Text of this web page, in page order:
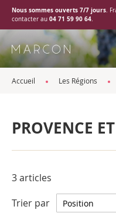
Nous sommes ouverts 7/7 jours.
contacter au 04 71 59 90 64.
Accueil Les Régions
PROVENCE
3articles
Trier par